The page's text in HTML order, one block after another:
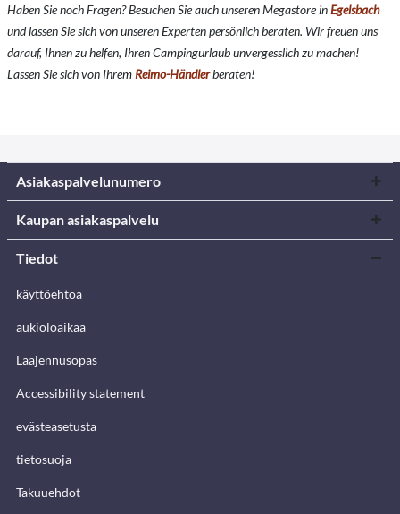
Haben Sie noch Fragen? Besuchen Sie auch unseren Megastore inEgelsbach
und lassen Sie sich von unseren Experten persönlich beraten. Wir freuen uns
darauf, Ihnen zu helfen, Ihren Campingurlaub unvergesslich zu machen!
Lassen Sie sich von Ihrem Reimo-Händlerberaten!
Asiakaspalvelunumero
Kaupan asiakaspalvelu
Tiedot
käyttöehtoa
aukioloaikaa
Laajennusopas
Accessibility statement
evästeasetusta
tietosuoja
Takuuehdot